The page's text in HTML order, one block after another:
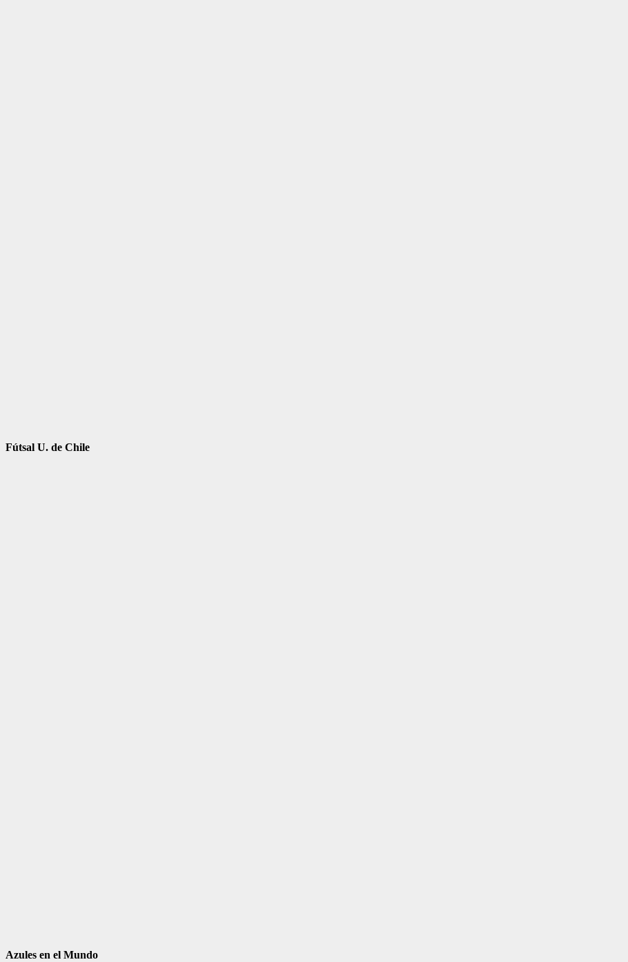
Fútsal U. de Chile
Azules en el Mundo